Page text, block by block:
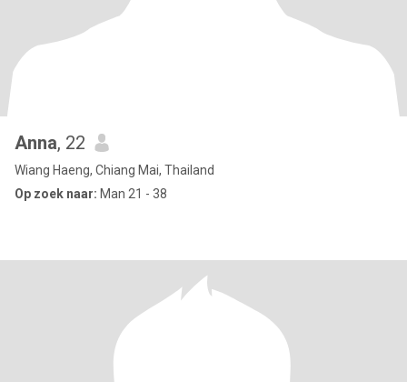
Anna, 22
Wiang Haeng, Chiang Mai, Thailand
Op zoek naar: Man 21 - 38